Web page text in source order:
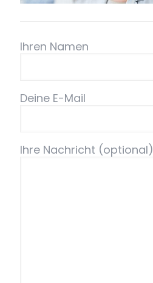
Ihren Namen
Deine E-Mail
Ihre Nachricht (optional)